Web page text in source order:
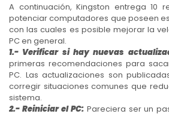
A continuación, Kingston entrega 10
potenciar computadores que poseen
con las cuales es posible mejorar la
PC en general.
1.- Verificar si hay nuevas
primeras recomendaciones para
PC. Las actualizaciones son
corregir situaciones comunes que
sistema.
2.- Reiniciar el PC:Pareciera ser un